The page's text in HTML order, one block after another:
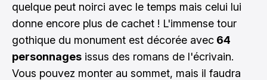
quelque peut noirci avec le temps mais celui lui
donne encore plus de cachet ! L'immense tour
gothique du monument est décorée avec 64
personnages issus des romans de l'écrivain.
Vous pouvez monter au sommet, mais il faudra